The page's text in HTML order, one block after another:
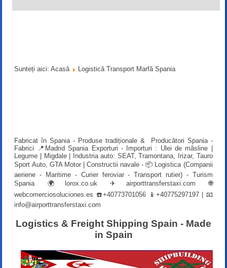
Sunteți aici:Acasă Logistică Transport Marfă Spania
Fabricat în Spania - Produse tradiționale & Producători Spania -
Fabrici 📍Madrid Spania Exporturi - Importuri : Ulei de măsline |
Legume | Migdale | Industria auto: SEAT, Tramontana, Irizar, Tauro
Sport Auto, GTA Motor | Constructii navale - 📦 Logistica (Companii
aeriene - Maritime - Curier feroviar - Transport rutier) - Turism
Spania 🌍
lorox.co.uk✈airporttransferstaxi.com 🌐
webcomerciosoluciones.es ☎️+40773701056 📱+40775297197 | 📧
info@airporttransferstaxi.com
Logistics & Freight Shipping Spain - Made
in Spain